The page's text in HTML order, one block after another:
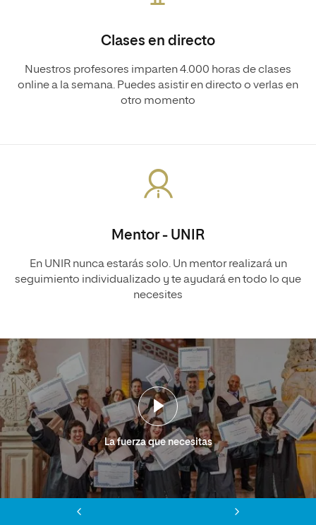
Clases en directo
Nuestros profesores imparten 4.000 horas de clases
online a la semana. Puedes asistir en directo o verlas en
otro momento
Mentor - UNIR
En UNIR nunca estarás solo. Un mentor realizará un
seguimiento individualizado y te ayudará en todo lo que
necesites
La fuerza que necesitas